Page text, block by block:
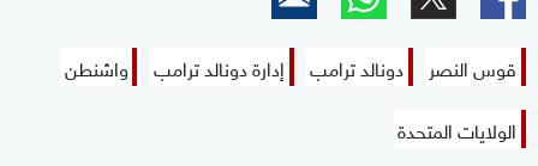
قوس النصر دونالد ترامب إدارة دونالد ترامب
واشنطن
الولايات المتحدة